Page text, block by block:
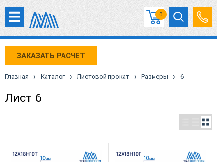
0
ЗАКАЗАТЬ РАСЧЕТ
Главная › Каталог › Листовой прокат › Размеры › 6
Лист 6